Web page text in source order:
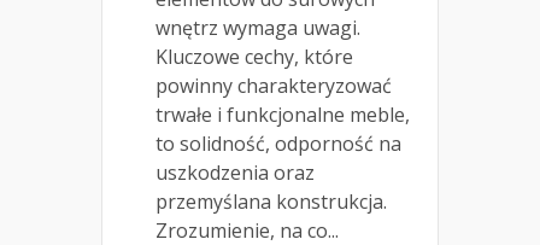
wnętrz wymaga uwagi.
Kluczowe cechy, które
powinny charakteryzować
trwałe i funkcjonalne meble,
to solidność, odporność na
uszkodzenia oraz
przemyślana konstrukcja.
Zrozumienie, na co...